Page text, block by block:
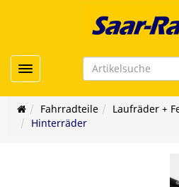
Toggle navigation
Fahrradteile Laufräder +
Hinterräder